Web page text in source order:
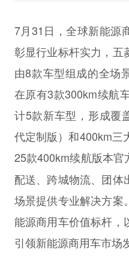
7月31日，全球新能源
彰显行业标杆实力，五
由8款车型组成的全场
在原有3款300km续航
计5款新车型，形成覆
代定制版）和400km三
25款400km续航版本官
配送、跨城物流、团体
场景提供专业解决方案
能源商用车价值标杆，
引领新能源商用车市场